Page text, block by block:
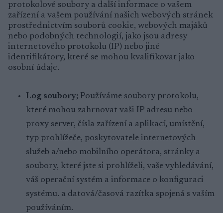
protokolové soubory a další informace o vašem
zařízení a vašem používání našich webových stránek
prostřednictvím souborů cookie, webových majáků
nebo podobných technologií, jako jsou adresy
internetového protokolu (IP) nebo jiné
identifikátory, které se mohou kvalifikovat jako
osobní údaje.
Log soubory; Používáme soubory protokolu,
které mohou zahrnovat vaši IP adresu nebo
proxy server, čísla zařízení a aplikací, umístění,
typ prohlížeče, poskytovatele internetových
služeb a/nebo mobilního operátora, stránky a
soubory, které jste si prohlíželi, vaše vyhledávání,
váš operační systém a informace o konfiguraci
systému. a datová/časová razítka spojená s vaším
používáním.